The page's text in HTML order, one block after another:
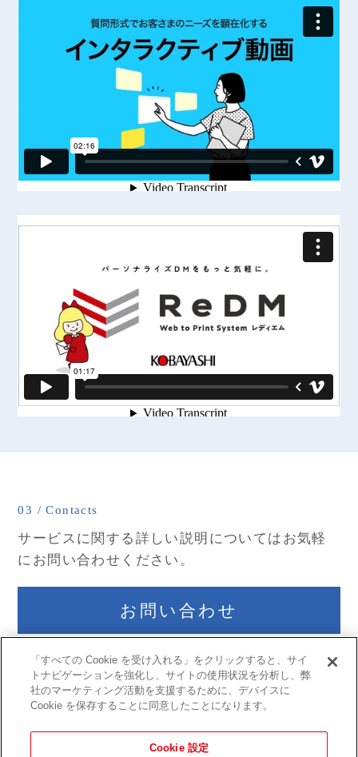
03 / Contacts
サービスに関する詳しい説明についてはお気軽
にお問い合わせください。
お問い合わせ
会社情報
「すべての Cookie を受け入れる」をクリックすると、サイ
トナビゲーションを強化し、サイトの使用状況を分析し、弊
社のマーケティング活動を支援するために、デバイスに
Cookie を保存することに同意したことになります。
Cookie 設定